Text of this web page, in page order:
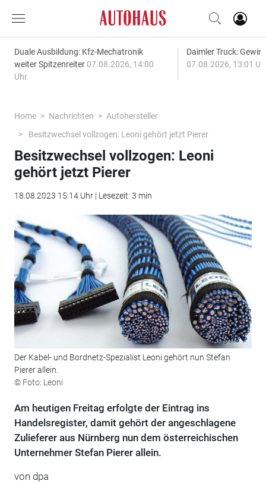
Duale Ausbildung: Kfz-Mechatronik
weiter Spitzenreiter 07.08.2026, 14:00
Uhr
Daimler Truck:
07.08.2026, 13:01
Home Nachrichten
Autohersteller
Besitzwechsel vollzogen: Leoni gehört jetzt Pierer
Besitzwechsel vollzogen: Leoni
gehört jetzt Pierer
18.08.2023 15:14 Uhr | Lesezeit: 3 min
Der Kabel- und Bordnetz-Spezialist Leoni gehört nun Stefan
Pierer allein.
© Foto: Leoni
Am heutigen Freitag erfolgte der Eintrag ins
Handelsregister, damit gehört der angeschlagene
Zulieferer aus Nürnberg nun dem österreichischen
Unternehmer Stefan Pierer allein.
von dpa